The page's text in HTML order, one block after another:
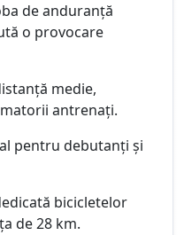
de anduranță
o provocare
medie,
antrenați.
pentru debutanți și
bicicletelor
de 28 km.